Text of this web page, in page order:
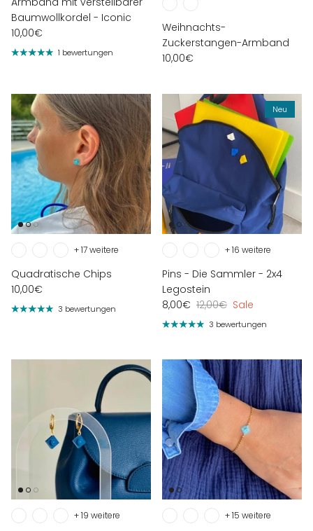
Baumwollkordel - Iconic
10,00€
1 bewertungen
Weihnachts-
Zuckerstangen-Armband
10,00€
Quadratische Chips
10,00€
+ 17 weitere
3 bewertungen
Neu
Pins - Die Sammler - 2x4
Legostein
8,00€ 12,00€ Sale
+ 16 weitere
3 bewertungen
+ 19 weitere + 15 weitere